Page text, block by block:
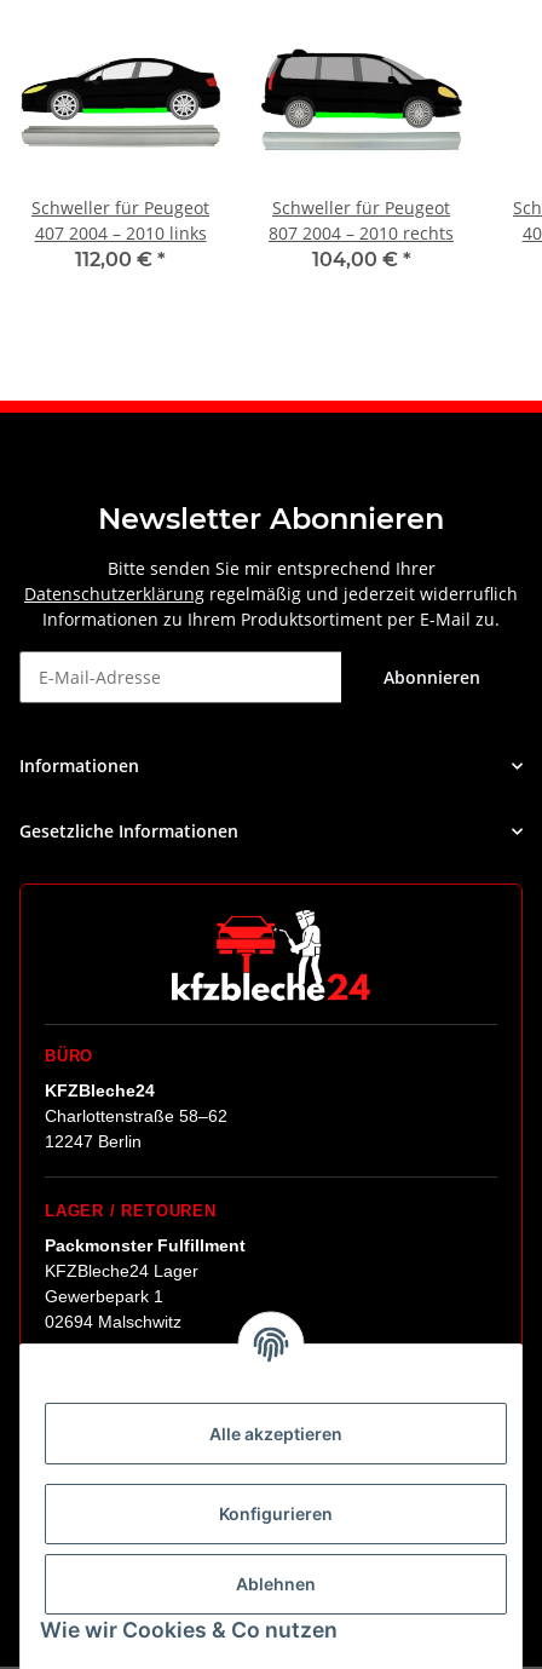
Alle akzeptieren
Konfigurieren
Ablehnen
Wie wir Cookies & Co nutzen
Schweller für Peugeot
407 2004 – 2010 links
112,00 € *
Schweller für Peugeot
807 2004 – 2010 rechts
104,00 € *
Newsletter Abonnieren
Bitte senden Sie mir entsprechend Ihrer
Datenschutzerklärung regelmäßig und jederzeit widerruflich
Informationen zu Ihrem Produktsortiment per E-Mail zu.
Abonnieren
Informationen
Gesetzliche Informationen
BÜRO
KFZBleche24
Charlottenstraße 58–62
12247 Berlin
LAGER / RETOUREN
Packmonster Fulfillment
KFZBleche24 Lager
Gewerbepark 1
02694 Malschwitz
Abholungen nur nach Terminvereinbarung.
E-Mail:sales@kfzbleche24.de
Vertrag widerrufen
* Alle Preise inkl. gesetzlicher USt., zzgl.Versand